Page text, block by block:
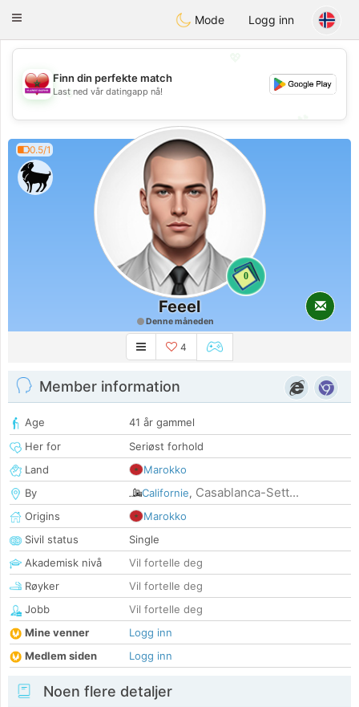
Maroc Dating
Toggle
Mode Logg inn
💖
💕
💕
Finn din perfekte match
Last ned vår datingapp nå!
0.5/1
0
Feeel
Denne måneden
4
Member information
Age
41 år gammel
Her for
Seriøst forhold
Land
Marokko
By
Californie, Casablanca-Sett...
Origins
Marokko
Sivil status
Single
Akademisk nivå
Vil fortelle deg
Røyker
Vil fortelle deg
Jobb
Vil fortelle deg
Mine venner
Logg inn
Medlem siden
Logg inn
Noen flere detaljer